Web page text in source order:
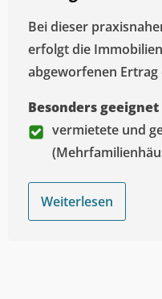
Bei dieser
erfolgt die
abgeworfenen
Besonders
vermietete und
Weiterlesen